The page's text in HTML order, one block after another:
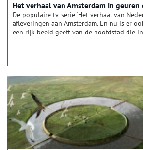
Het verhaal van Amsterdam in
De populaire tv-serie ‘Het verhaal van
afleveringen aan Amsterdam. En nu is er
een rijk beeld geeft van de hoofdstad die